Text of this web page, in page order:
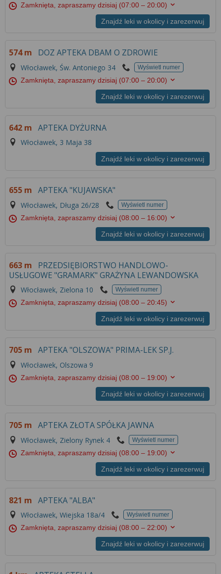
Zamknięta, zapraszamy dzisiaj (07:00 – 20:00)
Znajdź leki w okolicy i zarezerwuj
574 m DOZ APTEKA DBAM O ZDROWIE
Włocławek, Św. Antoniego 34 Wyświetl numer
Zamknięta, zapraszamy dzisiaj (07:00 – 20:00)
Znajdź leki w okolicy i zarezerwuj
642 m APTEKA DYŻURNA
Włocławek, 3 Maja 38
Znajdź leki w okolicy i zarezerwuj
655 m APTEKA "KUJAWSKA"
Włocławek, Długa 26/28 Wyświetl numer
Zamknięta, zapraszamy dzisiaj (08:00 – 16:00)
Znajdź leki w okolicy i zarezerwuj
663 m
PRZEDSIĘBIORSTWO HANDLOWO-
USŁUGOWE "GRAMARK" GRAŻYNA LEWANDOWSKA
Włocławek, Zielona 10 Wyświetl numer
Zamknięta, zapraszamy dzisiaj (08:00 – 20:45)
Znajdź leki w okolicy i zarezerwuj
705 m APTEKA "OLSZOWA" PRIMA-LEK SP.J.
Włocławek, Olszowa 9
Zamknięta, zapraszamy dzisiaj (08:00 – 19:00)
Znajdź leki w okolicy i zarezerwuj
705 m APTEKA ZŁOTA SPÓŁKA JAWNA
Włocławek, Zielony Rynek 4 Wyświetl numer
Zamknięta, zapraszamy dzisiaj (08:00 – 19:00)
Znajdź leki w okolicy i zarezerwuj
821 m APTEKA "ALBA"
Włocławek, Wiejska 18a/4 Wyświetl numer
Zamknięta, zapraszamy dzisiaj (08:00 – 22:00)
Znajdź leki w okolicy i zarezerwuj